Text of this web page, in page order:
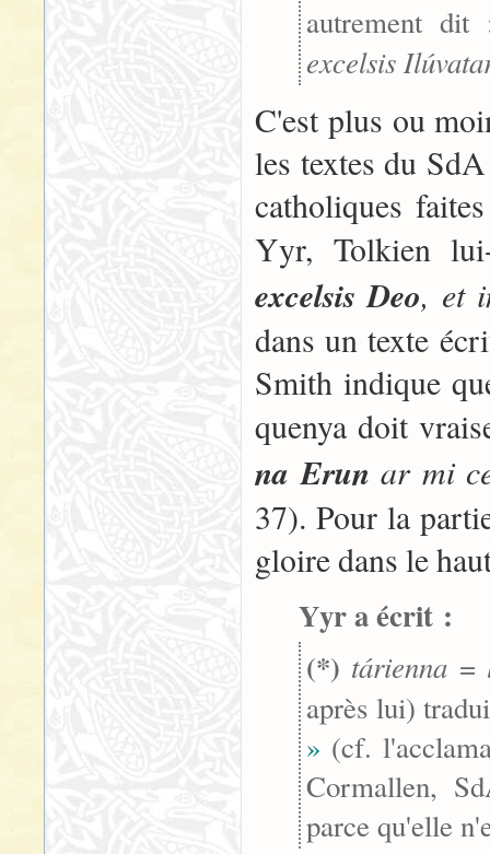
autrement
excelsis
C'est plus ou
les textes du
catholiques
Yyr, Tolkien
excelsis Deo, et
dans un texte
Smith indique
quenya doit
na Erun ar mi
37). Pour la
gloire dans le
Yyr a écrit :
(*) tárienna =
après lui)
» (cf.
Cormallen,
parce qu'elle